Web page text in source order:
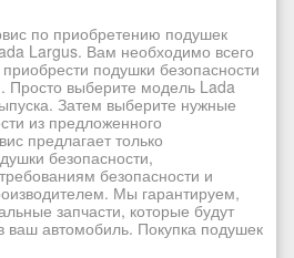
по приобретению подушек
Largus. Вам необходимо всего
подушки безопасности
Просто выберите модель Lada
Затем выберите нужные
из предложенного
предлагает только
безопасности,
безопасности и
Мы гарантируем,
запчасти, которые будут
ваш автомобиль. Покупка подушек